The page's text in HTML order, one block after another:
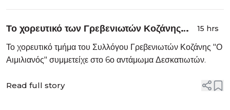
Το χορευτικό των Γρεβενιωτών Κοζάνης
στο 6ο αντάμωμα Δεσκατιωτών – Δείτε
φωτογραφίες
15 hrs
Το χορευτικό τμήμα του Συλλόγου Γρεβενιωτών Κοζάνης "Ο
Αιμιλιανός" συμμετείχε στο 6ο αντάμωμα Δεσκατιωτών.
Read full story